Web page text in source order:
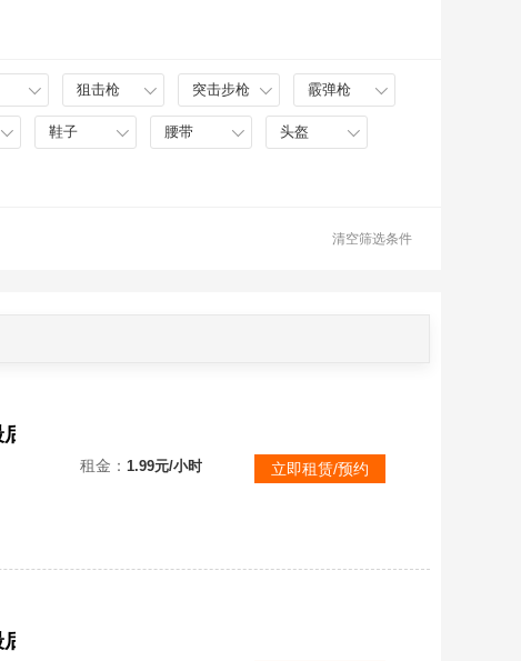
狙击枪 突击步枪 霰弹枪
鞋子 腰带 头盔
清空筛选条件
租金： 1.99元/小时 立即租赁/预约